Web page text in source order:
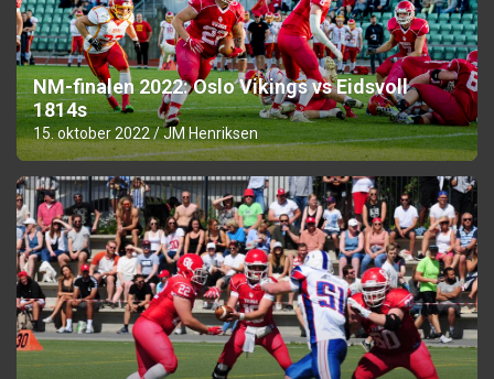
NM-finalen 2022: Oslo Vikings vs Eidsvoll
1814s
15. oktober 2022 JM Henriksen